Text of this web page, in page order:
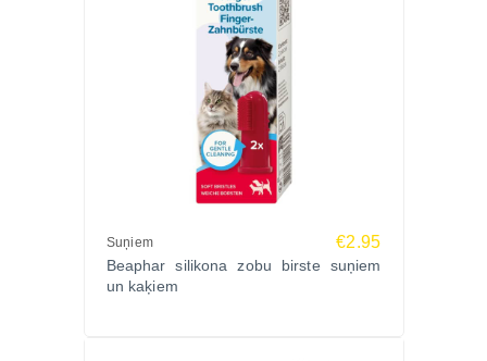
Suņiem €2.95
Beaphar silikona zobu birste suņiem
un kaķiem